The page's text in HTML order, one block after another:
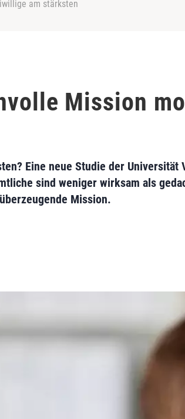
am stärksten
Mission
Eine neue Studie der Universität
sind weniger wirksam als
Mission.